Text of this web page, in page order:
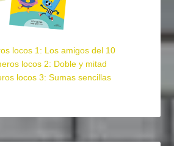
locos 1: Los amigos del 10
locos 2: Doble y mitad
locos 3: Sumas sencillas